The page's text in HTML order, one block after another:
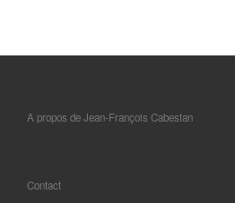
A propos de Jean-François Cabestan
Contact